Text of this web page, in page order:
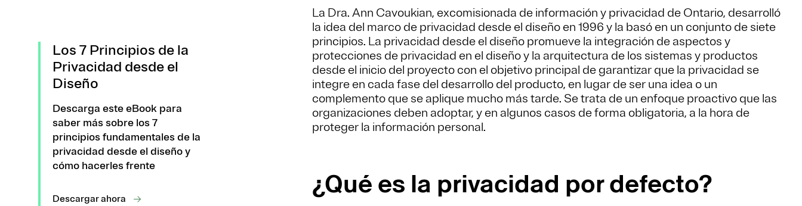
Los 7 Principios de la
Privacidad desde el
Diseño
Descarga este eBook para
saber más sobre los 7
principios fundamentales de la
privacidad desde el diseño y
cómo hacerles frente
Descargar ahora
La Dra. Ann Cavoukian, excomisionada de información y privacidad de Ontario, desarrolló
la idea del marco de privacidad desde el diseño en 1996 y la basó en un conjunto de siete
principios. La privacidad desde el diseño promueve la integración de aspectos y
protecciones de privacidad en el diseño y la arquitectura de los sistemas y productos
desde el inicio del proyecto con el objetivo principal de garantizar que la privacidad se
integre en cada fase del desarrollo del producto, en lugar de ser una idea o un
complemento que se aplique mucho más tarde. Se trata de un enfoque proactivo que las
organizaciones deben adoptar, y en algunos casos de forma obligatoria, a la hora de
proteger la información personal.
¿Qué es la privacidad por defecto?